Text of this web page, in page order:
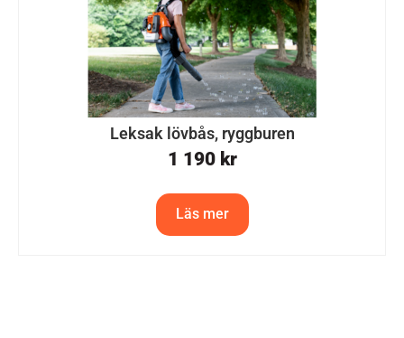
Leksak lövbås, ryggburen
1 190 kr
Läs mer